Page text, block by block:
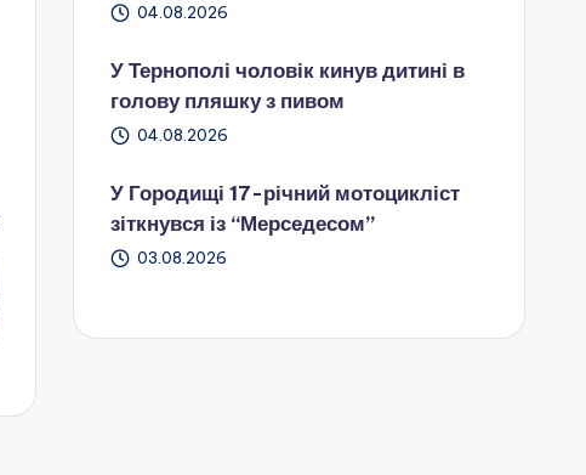
04.08.2026
У Тернополі чоловік кинув дитині в
голову пляшку з пивом
04.08.2026
У Городищі 17-річний мотоцикліст
зіткнувся із “Мерседесом”
03.08.2026